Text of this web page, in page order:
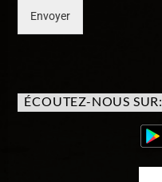
Envoyer
ÉCOUTEZ-NOUS SUR: